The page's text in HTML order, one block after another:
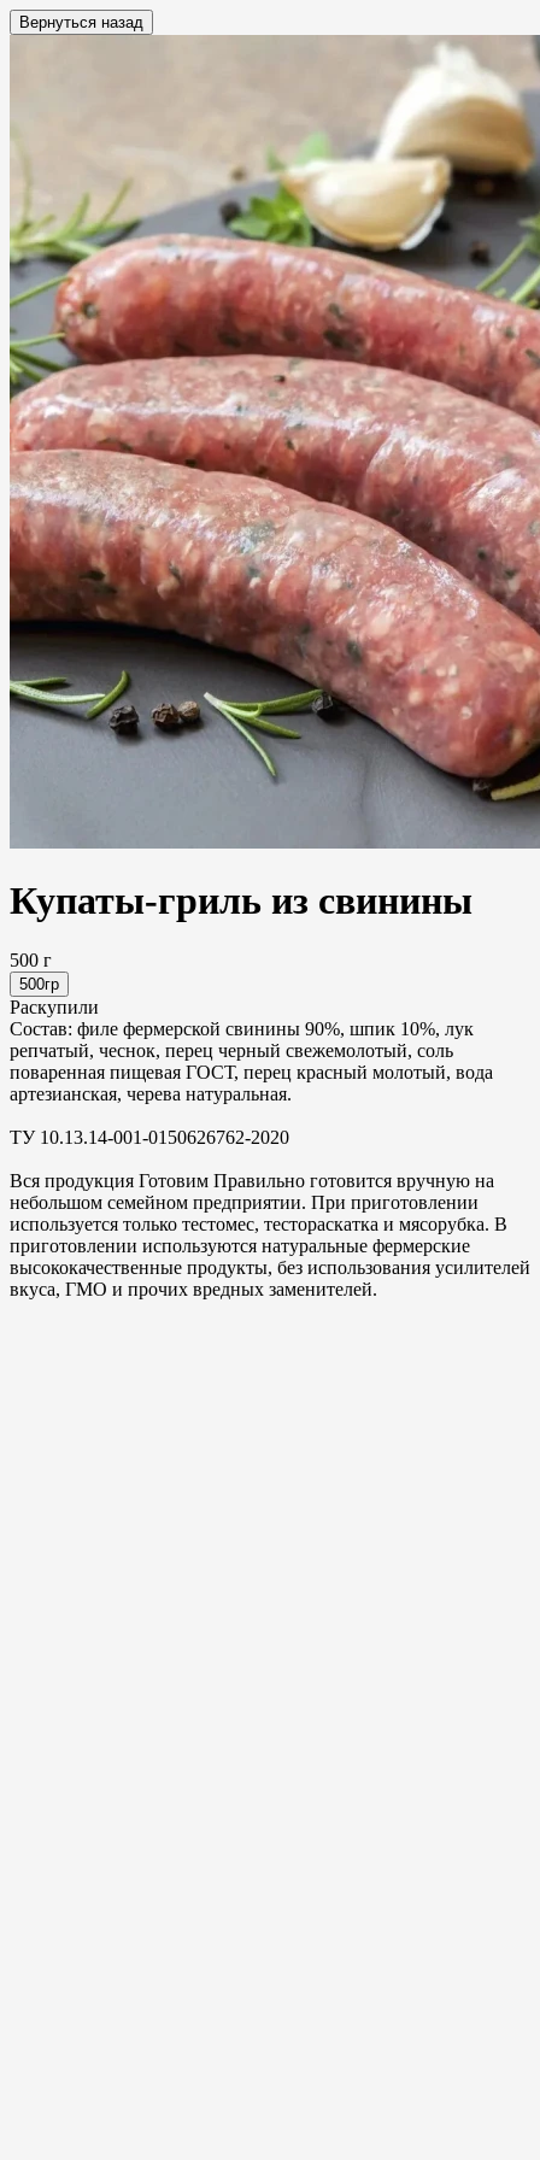
Вернуться назад
Купаты-гриль из свинины
500 г
500гр
Раскупили
Состав: филе фермерской свинины 90%, шпик 10%, лук
репчатый, чеснок, перец черный свежемолотый, соль
поваренная пищевая ГОСТ, перец красный молотый, вода
артезианская, черева натуральная.
ТУ 10.13.14-001-0150626762-2020
Вся продукция Готовим Правильно готовится вручную на
небольшом семейном предприятии. При приготовлении
используется только тестомес, тестораскатка и мясорубка. В
приготовлении используются натуральные фермерские
высококачественные продукты, без использования усилителей
вкуса, ГМО и прочих вредных заменителей.